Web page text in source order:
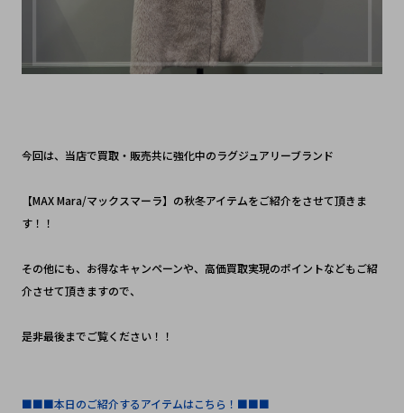
今回は、当店で買取・販売共に強化中のラグジュアリーブランド
【MAX Mara/マックスマーラ】の秋冬アイテムをご紹介をさせて頂きま
す！！
その他にも、お得なキャンペーンや、高価買取実現のポイントなどもご紹
介させて頂きますので、
是非最後までご覧ください！！
■■■本日のご紹介するアイテムはこちら！■■■